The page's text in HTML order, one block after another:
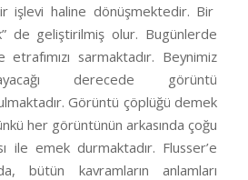
işlevi haline dönüşmektedir. Bir
de geliştirilmiş olur. Bugünlerde
sarmaktadır. Beynimiz
derecede görüntü
Görüntü çöplüğü demek
her görüntünün arkasında çoğu
ile emek durmaktadır. Flusser’e
bütün kavramların anlamları